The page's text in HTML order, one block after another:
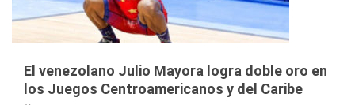
El venezolano Julio Mayora logra doble oro en
los Juegos Centroamericanos y del Caribe